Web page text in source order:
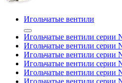
Игольчатые вентили
Игольчатые вентили серии
Игольчатые вентили серии
Игольчатые вентили серии
Игольчатые вентили серии
Игольчатые вентили серии
Игольчатые вентили серии